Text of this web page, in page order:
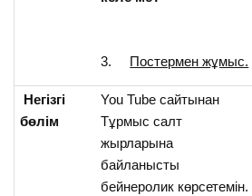
3. Постермен жұмыс.
Негізгі
бөлім
You Tube сайтынан
Тұрмыс салт
жырларына
байланысты
бейнеролик көрсетемін.